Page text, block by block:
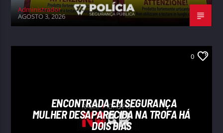
Administrador
AGOSTO 3, 2026
0
ENCONTRADA EM SEGURANÇA
MULHER DESAPARECIDA NA TROFA HÁ
DOIS DIAS